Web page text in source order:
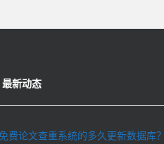
最新动态
免费论文查重系统的多久更新数据库？